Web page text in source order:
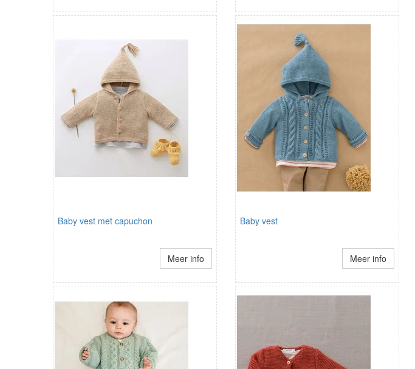
Baby vest met capuchon
Meer info
Baby vest
Meer info